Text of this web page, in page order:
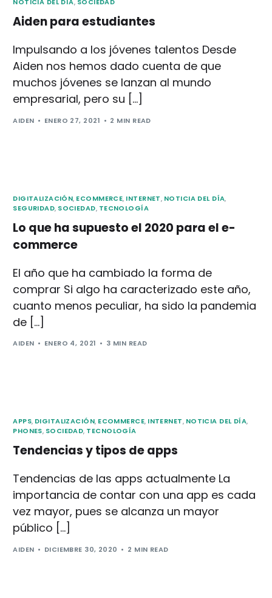
Aiden para estudiantes
Impulsando a los jóvenes talentos Desde
Aiden nos hemos dado cuenta de que
muchos jóvenes se lanzan al mundo
empresarial, pero su […]
AIDEN ENERO 27, 2021 2 MIN READ
DIGITALIZACIÓN, ECOMMERCE, INTERNET, NOTICIA DEL DÍA,
SEGURIDAD, SOCIEDAD, TECNOLOGÍA
Lo que ha supuesto el 2020 para el e-
commerce
El año que ha cambiado la forma de
comprar Si algo ha caracterizado este año,
cuanto menos peculiar, ha sido la pandemia
de […]
AIDEN ENERO 4, 2021 3 MIN READ
APPS, DIGITALIZACIÓN, ECOMMERCE, INTERNET, NOTICIA DEL DÍA,
PHONES, SOCIEDAD, TECNOLOGÍA
Tendencias y tipos de apps
Tendencias de las apps actualmente La
importancia de contar con una app es cada
vez mayor, pues se alcanza un mayor
público […]
AIDEN DICIEMBRE 30, 2020 2 MIN READ